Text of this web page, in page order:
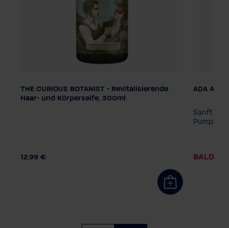
Dosierung
Pumpspender
Smart Care System
THE CURIOUS BOTANIST - Revitalisierende
Haar- und Körperseife, 300ml
12,99 €
ADA
Sanft
BALD